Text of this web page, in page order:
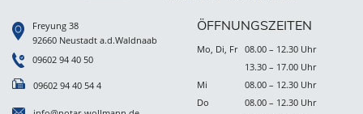
Freyung 38
92660 Neustadt a.d.Waldnaab
09602 94 40 50
09602 94 40 54 4
ÖFFNUNGSZEITEN
Mo, Di, Fr 08.00 – 12.30 Uhr
13.30 – 17.00 Uhr
Mi
08.00 – 12.30 Uhr
Do
08.00 – 12.30 Uhr